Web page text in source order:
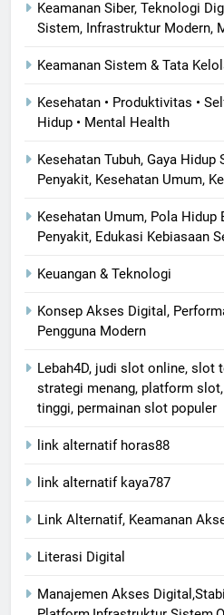
Keamanan Siber, Teknologi
Sistem, Infrastruktur Modern,
Keamanan Sistem & Tata
Kesehatan • Produktivitas •
Hidup • Mental Health
Kesehatan Tubuh, Gaya Hidup
Penyakit, Kesehatan Umum,
Kesehatan Umum, Pola Hidup
Penyakit, Edukasi Kebiasaan
Keuangan & Teknologi
Konsep Akses Digital,
Pengguna Modern
Lebah4D, judi slot online, slot
strategi menang, platform
tinggi, permainan slot populer
link alternatif horas88
link alternatif kaya787
Link Alternatif, Keamanan
Literasi Digital
Manajemen Akses